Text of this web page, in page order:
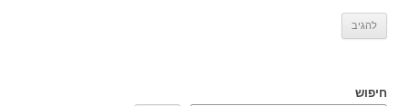
חיפוש